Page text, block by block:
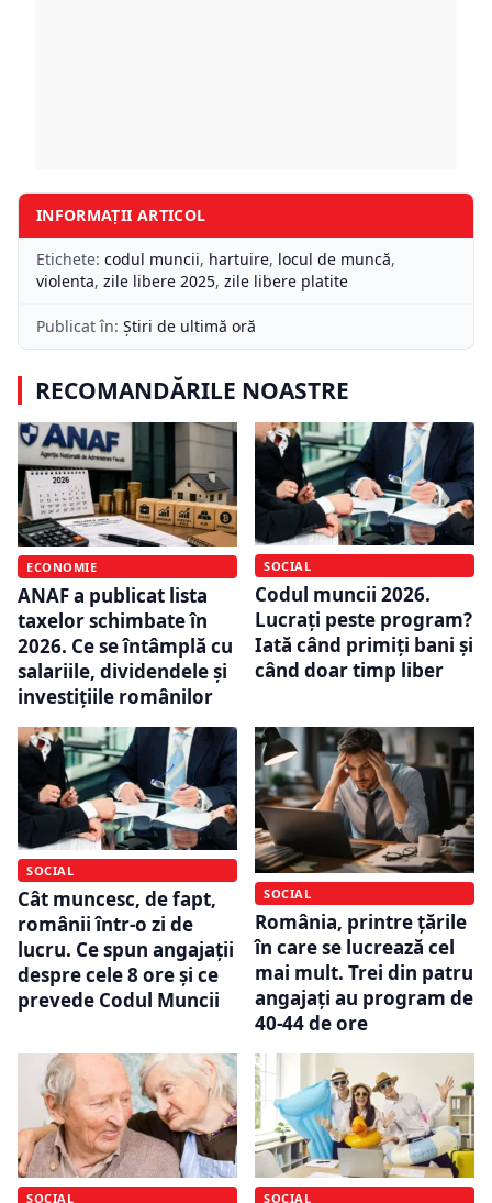
INFORMAȚII ARTICOL
Etichete: codul muncii, hartuire, locul de muncă,
violenta, zile libere 2025, zile libere platite
Publicat în: Știri de ultimă oră
RECOMANDĂRILE NOASTRE
ECONOMIE
ANAF a publicat lista
taxelor schimbate în
2026. Ce se întâmplă cu
salariile, dividendele și
investițiile românilor
SOCIAL
Codul muncii 2026.
Lucrați peste program?
Iată când primiți bani și
când doar timp liber
SOCIAL
Cât muncesc, de fapt,
românii într-o zi de
lucru. Ce spun angajații
despre cele 8 ore și ce
prevede Codul Muncii
SOCIAL
România, printre țările
în care se lucrează cel
mai mult. Trei din patru
angajați au program de
40-44 de ore
SOCIAL SOCIAL